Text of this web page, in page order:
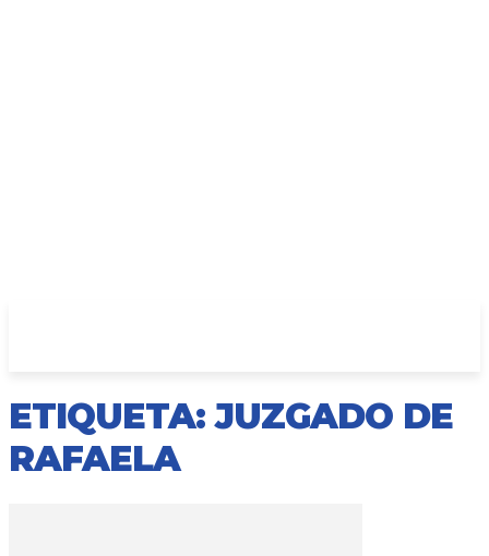
ETIQUETA: JUZGADO DE
RAFAELA